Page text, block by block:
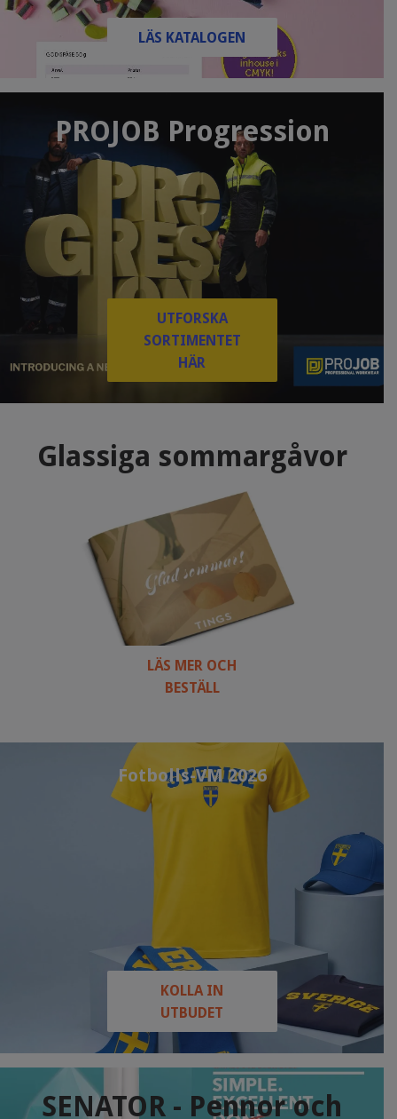
LÄS KATALOGEN
PROJOB Progression
UTFORSKA
SORTIMENTET
HÄR
Glassiga sommargåvor
LÄS MER OCH
BESTÄLL
Fotbolls-VM 2026
KOLLA IN
UTBUDET
SENATOR - Pennor och